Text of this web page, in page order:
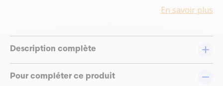
En savoir plus
Description complète
Pour compléter ce produit